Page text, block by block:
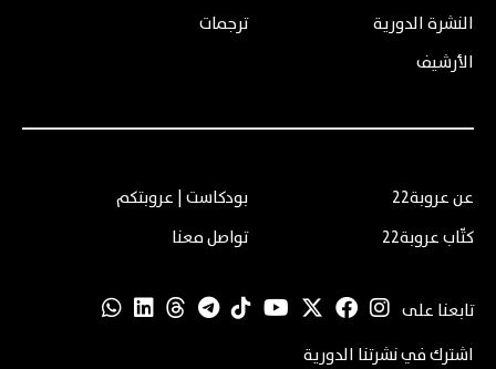
النشرة الدورية
الأرشيف
ترجمات
عن عروبة22
كتّاب عروبة22
بودكاست | عروبتكم
تواصل معنا
تابعنا على
اشترك في نشرتنا الدورية